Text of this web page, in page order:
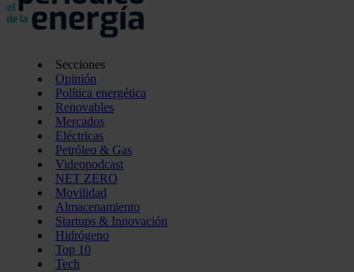
Secciones
Opinión
Política energética
Renovables
Mercados
Eléctricas
Petróleo & Gas
Videopodcast
NET ZERO
Movilidad
Almacenamiento
Startups & Innovación
Hidrógeno
Top 10
Tech